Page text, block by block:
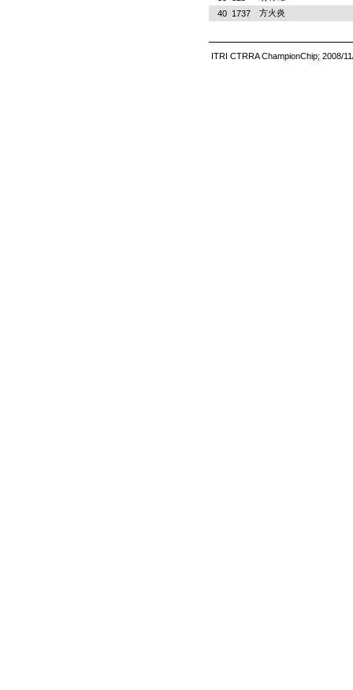
40
1737 方火炎
ITRI CTRRA ChampionChip; 2008/